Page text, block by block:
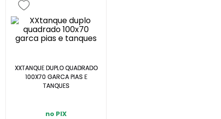
XXTANQUE DUPLO QUADRADO
100X70 GARCA PIAS E
TANQUES
no PIX